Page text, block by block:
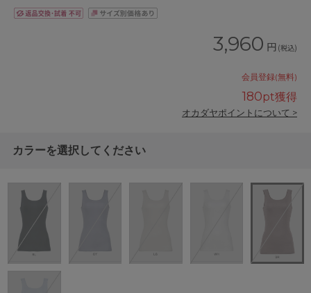
3,960 円 (税込)
会員登録(無料)
180pt獲得
オカダヤポイントについて >
カラーを選択してください